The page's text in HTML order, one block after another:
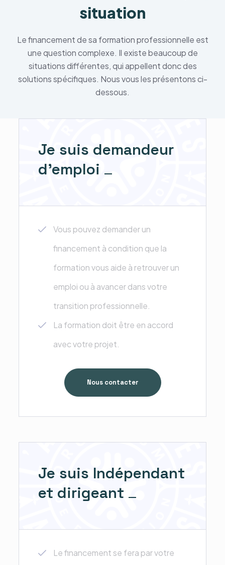
situation
Le financement de sa formation professionnelle est
une question complexe. Il existe beaucoup de
situations différentes, qui appellent donc des
solutions spécifiques. Nous vous les présentons ci-
dessous.
Je suis demandeur
d'emploi
Vous pouvez demander un
financement à condition que la
formation vous aide à retrouver un
emploi ou à avancer dans votre
transition professionnelle.
La formation doit être en accord
avec votre projet.
Nous contacter
Je suis Indépendant
et dirigeant
Le financement se fera par votre